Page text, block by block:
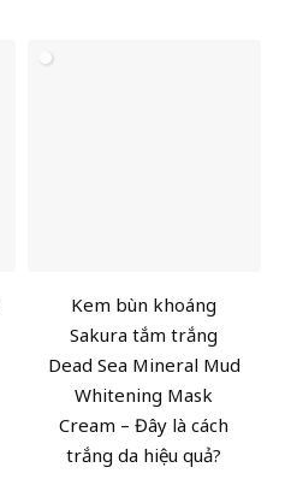
Kem bùn khoáng
Sakura tắm trắng
Dead Sea Mineral Mud
Whitening Mask
Cream – Đây là cách
trắng da hiệu quả?